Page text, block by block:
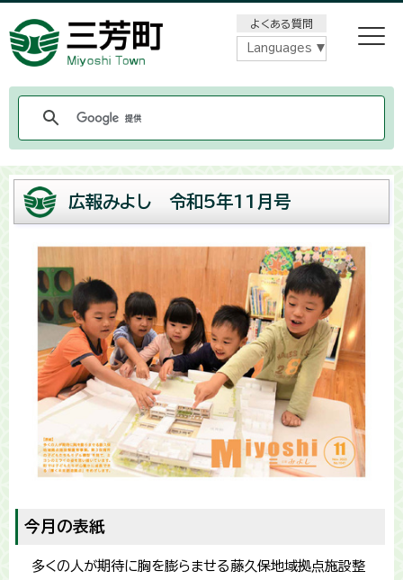
よくある質問
Languages
広報みよし 令和5年11月号
今月の表紙
多くの人が期待に胸を膨らませる藤久保地域拠点施設整